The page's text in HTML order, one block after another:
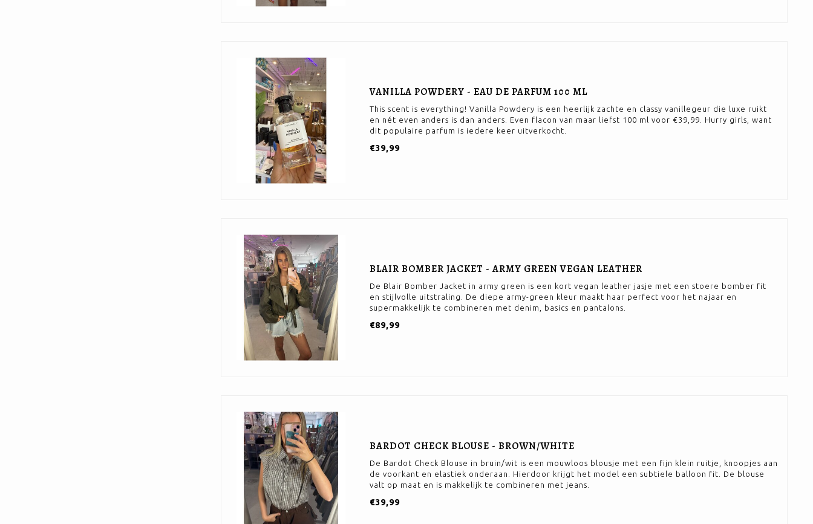
VANILLA POWDERY - EAU DE PARFUM 100 ML
This scent is everything! Vanilla Powdery is een heerlijk zachte en classy vanillegeur die luxe ruikt
en nét even anders is dan anders. Even flacon van maar liefst 100 ml voor €39,99. Hurry girls, want
dit populaire parfum is iedere keer uitverkocht.
€39,99
BLAIR BOMBER JACKET - ARMY GREEN VEGAN LEATHER
De Blair Bomber Jacket in army green is een kort vegan leather jasje met een stoere bomber fit
en stijlvolle uitstraling. De diepe army-green kleur maakt haar perfect voor het najaar en
supermakkelijk te combineren met denim, basics en pantalons.
€89,99
BARDOT CHECK BLOUSE - BROWN/WHITE
De Bardot Check Blouse in bruin/wit is een mouwloos blousje met een fijn klein ruitje, knoopjes aan
de voorkant en elastiek onderaan. Hierdoor krijgt het model een subtiele balloon fit. De blouse
valt op maat en is makkelijk te combineren met jeans.
€39,99